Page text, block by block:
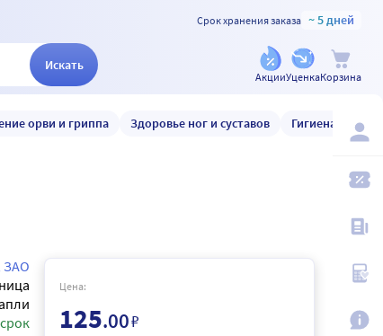
Срок хранения заказа ~ 5 дней
Искать
АкцииУценкаКорзина
орви и гриппа Здоровье ног и суставов Гигиена и уход
Цена:
125.00₽